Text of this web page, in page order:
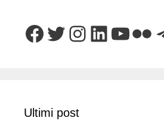
Facebook
Twitter
Instagram
Ultimi post